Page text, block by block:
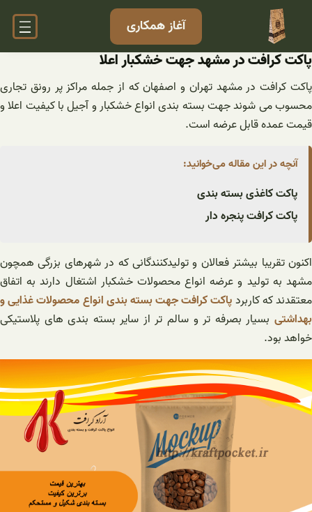
آغاز همکاری
پاکت کرافت در مشهد جهت خشکبار اعلا
پاکت کرافت در مشهد تهران و اصفهان که از جمله مراکز پر رونق تجاری
محسوب می شوند جهت بسته بندی انواع خشکبار و آجیل با کیفیت اعلا و
قیمت عمده قابل عرضه است.
آنچه در این مقاله می‌خوانید:
پاکت کاغذی بسته بندی
پاکت کرافت پنجره دار
اکنون تقریبا بیشتر فعالان و تولیدکنندگانی که در شهرهای بزرگی همچون
مشهد به تولید و عرضه انواع محصولات خشکبار اشتغال دارند به اتفاق
معتقدند که کاربردپاکت کرافت جهت بسته بندی انواع محصولات غذایی و
بهداشتی بسیار بصرفه تر و سالم تر از سایر بسته بندی های پلاستیکی
خواهد بود.